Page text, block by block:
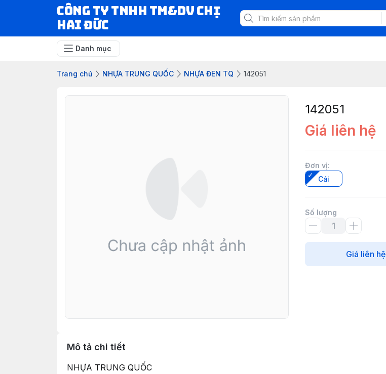
CÔNG TY TNHH TM&DV CHỊ
HAI ĐỨC
Danh mục
Trang chủ NHỰA TRUNG QUỐC NHỰA ĐEN TQ 142051
142051
Giá liên hệ
Đơn vị:
Cái
Số lượng
Giá liên hệ
Mô tả chi tiết
NHỰA TRUNG QUỐC